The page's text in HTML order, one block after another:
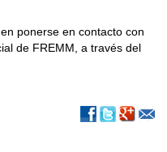
ponerse en contacto con
de FREMM, a través del